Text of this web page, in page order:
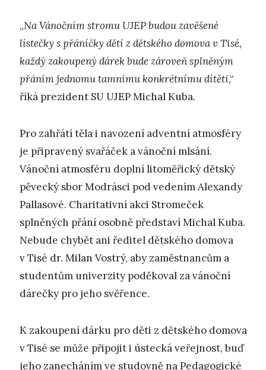
„Na Vánočním stromu UJEP budou zavěšené
lístečky s přáníčky dětí z dětského domova v Tisé,
každý zakoupený dárek bude zároveň splněným
přáním jednomu tamnímu konkrétnímu dítěti,“
říká prezident SU UJEP Michal Kuba.
Pro zahřátí těla i navození adventní atmosféry
je připravený svařáček a vánoční mlsání.
Vánoční atmosféru doplní litoměřický dětský
pěvecký sbor Modrásci pod vedením Alexandy
Pallasové. Charitativní akci Stromeček
splněných přání osobně představí Michal Kuba.
Nebude chybět ani ředitel dětského domova
v Tisé dr. Milan Vostrý, aby zaměstnancům a
studentům univerzity poděkoval za vánoční
dárečky pro jeho svěřence.
K zakoupení dárku pro děti z dětského domova
v Tisé se může připojit i ústecká veřejnost, buď
jeho zanecháním ve studovně na Pedagogické